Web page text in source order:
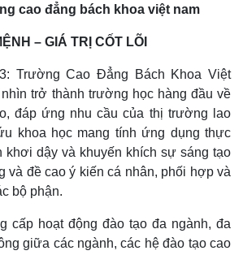
cao đẳng bách khoa việt nam
– GIÁ TRỊ CỐT LÕI
Trường Cao Đẳng Bách Khoa Việt
trở thành trường học hàng đầu về
đáp ứng nhu cầu của thị trường lao
khoa học mang tính ứng dụng thực
khơi dậy và khuyến khích sự sáng tạo
và đề cao ý kiến cá nhân, phối hợp và
bộ phận.
cấp hoạt động đào tạo đa ngành, đa
giữa các ngành, các hệ đào tạo cao